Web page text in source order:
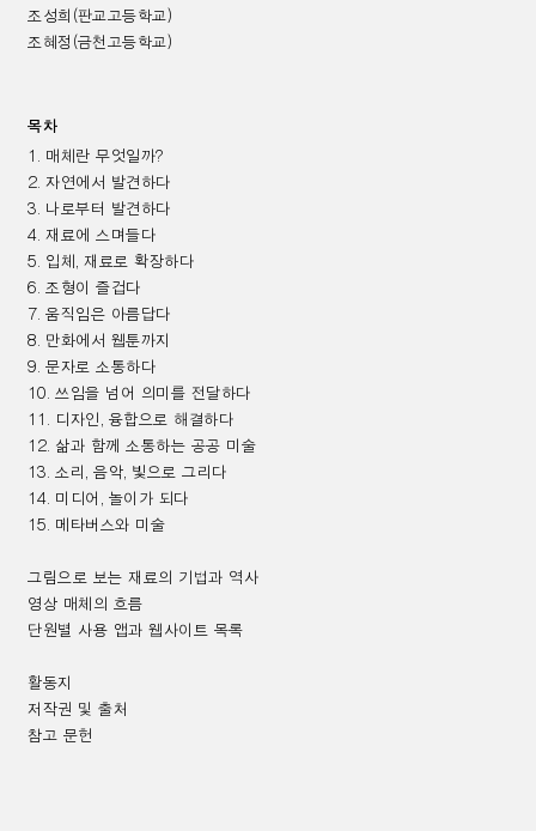
조성희 (판교고등학교)
조혜정 (금천고등학교)
목차
1. 매체란 무엇일까?
2.자연에서 발견하다
3. 나로부터 발견하다
4.재료에 스며들다
5. 입체 ,재료로 확장하다
6. 조형이 즐겁다
7.움직임은 아름답다
8. 만화에서 웹툰까지
9.문자로 소통하다
10. 쓰임을 넘어 의미를 전달하다
11.
디자인
융합으로 해결하다
12. 삶과 함께 소통하는 공공 미술
13. 소리 ,음악
빛으로 그리다
14. 미디어
놀이가 되다
15. 메타버스와 미술
그림으로 보는 재료의 기법과 역사
영상 매체의 흐름
단원별 사용 앱과 웹사이트 목록
활동지
저작권 및 출처
참고 문헌